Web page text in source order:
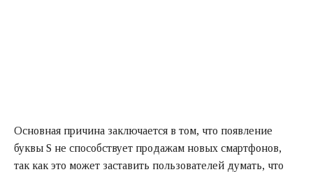
Основная причина заключается в том, что появление
буквы S не способствует продажам новых смартфонов,
так как это может заставить пользователей думать, что